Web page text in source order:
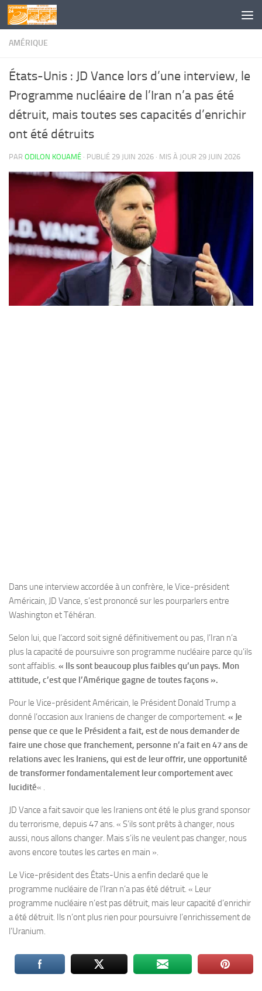
Skip to content
AMÉRIQUE
États-Unis : JD Vance lors d’une interview, le
Programme nucléaire de l’Iran n’a pas été
détruit, mais toutes ses capacités d’enrichir
ont été détruits
PAR ODILON KOUAMÉ · PUBLIÉ 29 JUIN 2026 · MIS À JOUR 29 JUIN 2026
Dans une interview accordée à un confrère, le Vice-président
Américain, JD Vance, s’est prononcé sur les pourparlers entre
Washington et Téhéran.
Selon lui, que l’accord soit signé définitivement ou pas, l’Iran n’a
plus la capacité de poursuivre son programme nucléaire parce qu’ils
sont affaiblis. « Ils sont beaucoup plus faibles qu’un pays. Mon
attitude, c’est que l’Amérique gagne de toutes façons ».
Pour le Vice-président Américain, le Président Donald Trump a
donné l’occasion aux Iraniens de changer de comportement. « Je
pense que ce que le Président a fait, est de nous demander de
faire une chose que franchement, personne n’a fait en 47 ans de
relations avec les Iraniens, qui est de leur offrir, une opportunité
de transformer fondamentalement leur comportement avec
lucidité« .
JD Vance a fait savoir que les Iraniens ont été le plus grand sponsor
du terrorisme, depuis 47 ans. « S’ils sont prêts à changer, nous
aussi, nous allons changer. Mais s’ils ne veulent pas changer, nous
avons encore toutes les cartes en main ».
Le Vice-président des États-Unis a enfin declaré que le
programme nucléaire de l’Iran n’a pas été détruit. « Leur
programme nucléaire n’est pas détruit, mais leur capacité d’enrichir
a été détruit. Ils n’ont plus rien pour poursuivre l’enrichissement de
l’Uranium.